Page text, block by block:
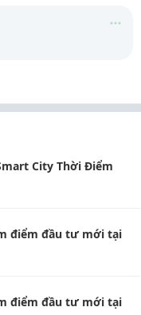
City Thời Điểm
điểm đầu tư mới tại
điểm đầu tư mới tại